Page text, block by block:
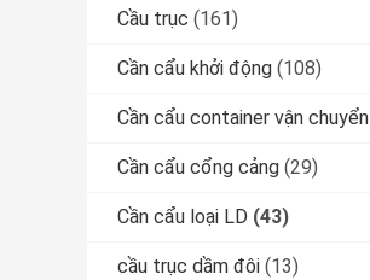
Cầu trục (161)
Cần cẩu khởi động (108)
Cần cẩu container vận chuyển
Cần cẩu cổng cảng (29)
Cần cẩu loại LD (43)
cầu trục dầm đôi (13)